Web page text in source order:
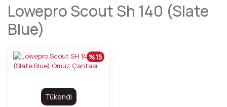
Lowepro Scout Sh 140 (slate
Blue)
Tükendi
%15